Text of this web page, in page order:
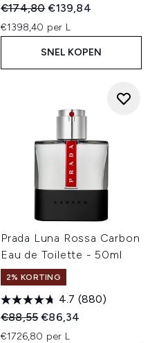
Recommended Retail Price:
€174,80Huidige prijs:
€139,84
€1398,40 per L
SNEL KOPEN
Prada Luna Rossa Carbon
Eau de Toilette - 50ml
2% KORTING
4.7 (880)
Recommended Retail Price:
€88,55Huidige prijs:
€86,34
€1726,80 per L